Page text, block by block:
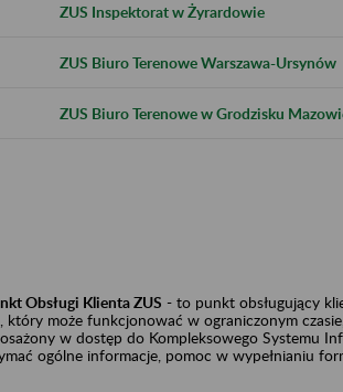
ZUS Inspektorat w Żyrardowie
ZUS Biuro Terenowe Warszawa-Ursynów
ZUS Biuro Terenowe w Grodzisku
Obsługi Klienta ZUS - to punkt obsługujący
który może funkcjonować w ograniczonym
w dostęp do Kompleksowego Systemu
ogólne informacje, pomoc w wypełnianiu